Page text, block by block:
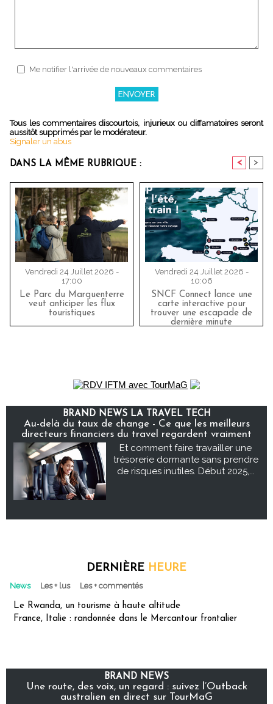
Me notifier l'arrivée de nouveaux commentaires
Tous les commentaires discourtois, injurieux ou diffamatoires seront
aussitôt supprimés par le modérateur.
Signaler un abus
DANS LA MÊME RUBRIQUE : < >
Vendredi 24 Juillet 2026 -
17:00
Le Parc du Marquenterre
veut anticiper les flux
touristiques
Vendredi 24 Juillet 2026 -
10:06
SNCF Connect lance une
carte interactive pour
trouver une escapade de
dernière minute
BRAND NEWS LA TRAVEL TECH
Au-delà du taux de change - Ce que les meilleurs
directeurs financiers du travel regardent vraiment
Et comment faire travailler une
trésorerie dormante sans prendre
de risques inutiles. Début 2025,...
DERNIÈRE HEURE
News Les + lus Les + commentés
Le Rwanda, un tourisme à haute altitude
France, Italie : randonnée dans le Mercantour frontalier
BRAND NEWS
Une route, des voix, un regard : suivez l’Outback
australien en direct sur TourMaG